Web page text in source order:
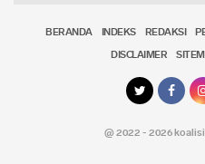
BERANDA INDEKS REDAKSI
DISCLAIMER
@ 2022 - 2026